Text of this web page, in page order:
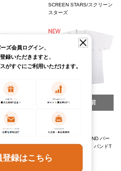
SCREEN STARS/スクリーン
スターズ
売開始前
(税込)
タ
販売開始前
17,490
メンズXL
BARBRA STREISAND バー
ブラストライサンド バンドT
シャツ バンT
Anvil/アンビル
ズ会員ログイン、
録いただきますと、
がすぐにご利用いただけます。
録はこちら